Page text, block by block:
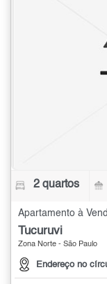
2 quartos
Apartamento à
Tucuruvi
Zona Norte - São Paulo
Endereço no